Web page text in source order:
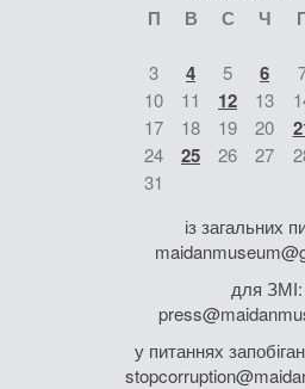
П В С Ч
3 4 5 6
10
11 12 13
17
18 19 20
24
25 26 27
31
із загальних
для ЗМІ:
у питаннях